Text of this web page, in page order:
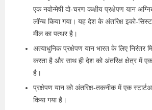
एक नवोन्मेषी दो-चरण कक्षीय प्रक्षेपण यान
लॉन्च किया गया। यह देश के अंतरिक्ष इको-
मील का पत्थर है।
अत्याधुनिक प्रक्षेपण यान भारत के लिए निरंतर
करता है और साथ ही देश को अंतरिक्ष क्षेत्र में एक
है।
प्रक्षेपण यान को अंतरिक्ष-तकनीक में एक
किया गया है।